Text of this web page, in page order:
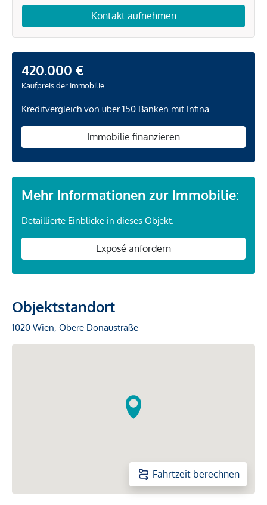
Kontakt aufnehmen
420.000 €
Kaufpreis der Immobilie
Kreditvergleich von über 150 Banken mit Infina.
Immobilie finanzieren
Mehr Informationen zur Immobilie:
Detaillierte Einblicke in dieses Objekt.
Exposé anfordern
Objektstandort
1020 Wien, Obere Donaustraße
Fahrtzeit berechnen